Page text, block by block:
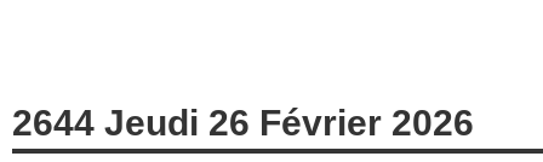
2644 Jeudi 26 Février 2026